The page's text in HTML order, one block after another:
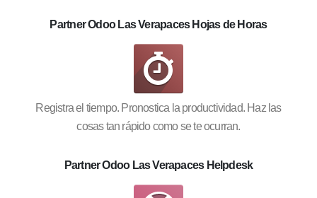
Partner Odoo Las Verapaces Hojas de Horas
Registra el tiempo. Pronostica la productividad. Haz las
cosas tan rápido como se te ocurran.
Partner Odoo Las Verapaces Helpdesk